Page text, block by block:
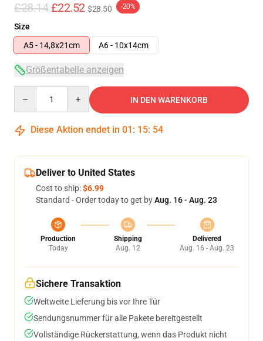
£28.14 £22.52 $28.50 -20%
Size
A5 - 14,8x21cm
A6 - 10x14cm
Größentabelle anzeigen
IN DEN WARENKORB
Diese Aktion endet in 01 : 15: 54
Deliver to United States
Cost to ship:$6.99
Standard - Order today to get byAug. 16 - Aug. 23
Production
Today
Shipping
Aug. 12
Delivered
Aug. 16 - Aug. 23
Sichere Transaktion
Weltweite Lieferung bis vor Ihre Tür
Sendungsnummer für alle Pakete bereitgestellt
Vollständige Rückerstattung, wenn das Produkt nicht